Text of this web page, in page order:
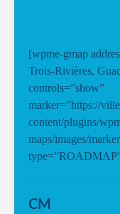
[wpme-gmap
Trois-Rivières,
controls=”show”
marker=”https://
content/plugins/
maps/images/
CM